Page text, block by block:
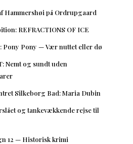
Hammershøi på Ordrupgaard
REFRACTIONS OF ICE
Pony Pony — Vær nuttet eller dø
Nemt og sundt uden
Silkeborg Bad: Maria Dubin
og tankevækkende rejse til
12 — Historisk krimi